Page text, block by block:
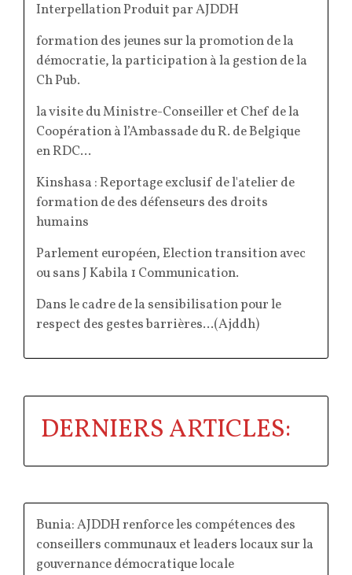
Interpellation Produit par AJDDH
formation des jeunes sur la promotion de la
démocratie, la participation à la gestion de la
Ch Pub.
la visite du Ministre-Conseiller et Chef de la
Coopération à l’Ambassade du R. de Belgique
en RDC...
Kinshasa : Reportage exclusif de l'atelier de
formation de des défenseurs des droits
humains
Parlement européen, Election transition avec
ou sans J Kabila 1 Communication.
Dans le cadre de la sensibilisation pour le
respect des gestes barrières...(Ajddh)
DERNIERS ARTICLES:
Bunia: AJDDH renforce les compétences des
conseillers communaux et leaders locaux sur la
gouvernance démocratique locale